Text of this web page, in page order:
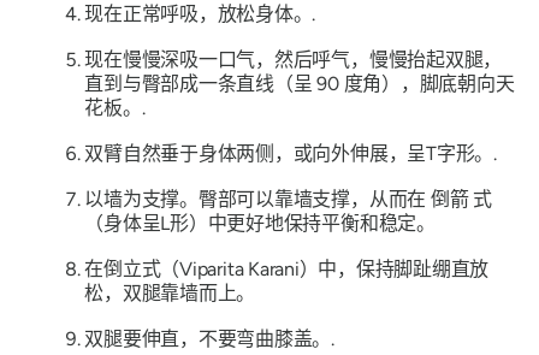
现在正常呼吸，放松身体。.
现在慢慢深吸一口气，然后呼气，慢慢抬起双腿，
直到与臀部成一条直线（呈 90 度角），脚底朝向天
花板。.
双臂自然垂于身体两侧，或向外伸展，呈T字形。.
以墙为支撑。臀部可以靠墙支撑，从而在 倒箭式
（身体呈L形）中更好地保​​持平衡和稳定。
在倒立式（Viparita Karani） 中，保持脚趾绷直放
松，双腿靠墙而上。
双腿要伸直，不要弯曲膝盖。.